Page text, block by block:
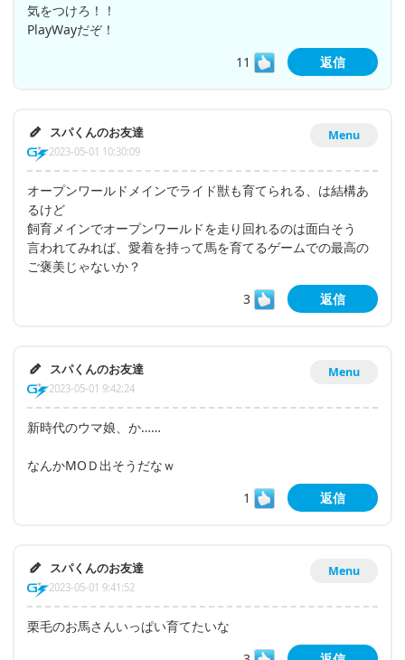
気をつけろ！！
PlayWayだぞ！
11
返信
Menu
スパくんのお友達
2023-05-01 10:30:09
オープンワールドメインでライド獣も育てられる、は結構あ
るけど
飼育メインでオープンワールドを走り回れるのは面白そう
言われてみれば、愛着を持って馬を育てるゲームでの最高の
ご褒美じゃないか？
3
返信
Menu
スパくんのお友達
2023-05-01 9:42:24
新時代のウマ娘、か……
なんかMOＤ出そうだなｗ
1
返信
Menu
スパくんのお友達
2023-05-01 9:41:52
栗毛のお馬さんいっぱい育てたいな